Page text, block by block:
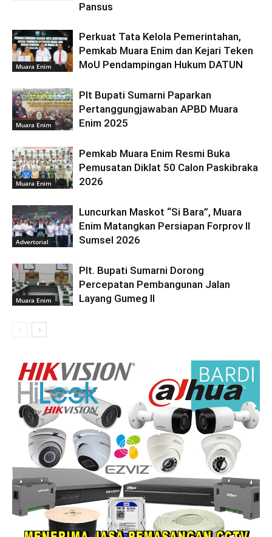
Pansus
Muara Enim
Perkuat Tata Kelola Pemerintahan,
Pemkab Muara Enim dan Kejari Teken
MoU Pendampingan Hukum DATUN
Muara Enim
Plt Bupati Sumarni Paparkan
Pertanggungjawaban APBD Muara
Enim 2025
Muara Enim
Pemkab Muara Enim Resmi Buka
Pemusatan Diklat 50 Calon Paskibraka
2026
Advertorial
Luncurkan Maskot “Si Bara”, Muara
Enim Matangkan Persiapan Forprov II
Sumsel 2026
Muara Enim
Plt. Bupati Sumarni Dorong
Percepatan Pembangunan Jalan
Layang Gumeg II